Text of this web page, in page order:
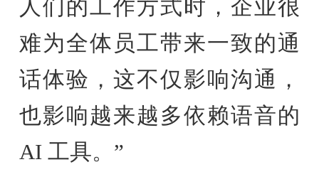
人们的工作方式时，企业很
难为全体员工带来一致的通
话体验，这不仅影响沟通，
也影响越来越多依赖语音的
AI 工具。”